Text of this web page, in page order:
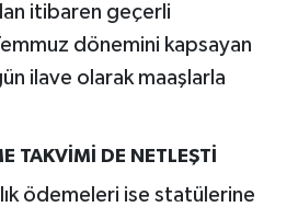
itibaren geçerli
dönemini kapsayan
ilave olarak maaşlarla
TAKVİMİ DE NETLEŞTİ
ödemeleri ise statülerine